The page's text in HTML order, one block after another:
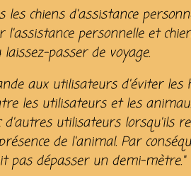
les chiens d'assistance
l'assistance personnelle et
passer de voyage.
aux utilisateurs d'éviter
les utilisateurs et les
d'autres utilisateurs lorsqu'ils
de l'animal. Par
pas dépasser un demi-mètre."